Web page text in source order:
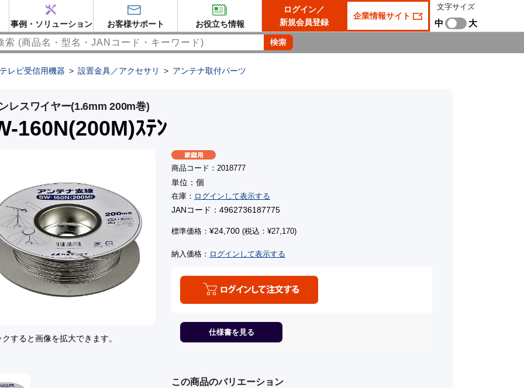
事例・ソリューション お客様サポート お役立ち情報
ログイン／
新規会員登録
企業情報サイト
文字サイズ
中 大
テレビ受信用機器 > 設置金具／アクセサリ > アンテナ取付パーツ
レスワイヤー(1.6mm 200m巻)
160N(200M)ｽﾃﾝ
すると画像を拡大できます。
商品コード：2018777
単位：個
在庫： ログインして表示する
JANコード：4962736187775
標準価格： ¥24,700 (税込：¥27,170)
納入価格： ログインして表示する
仕様書を見る
この商品のバリエーション